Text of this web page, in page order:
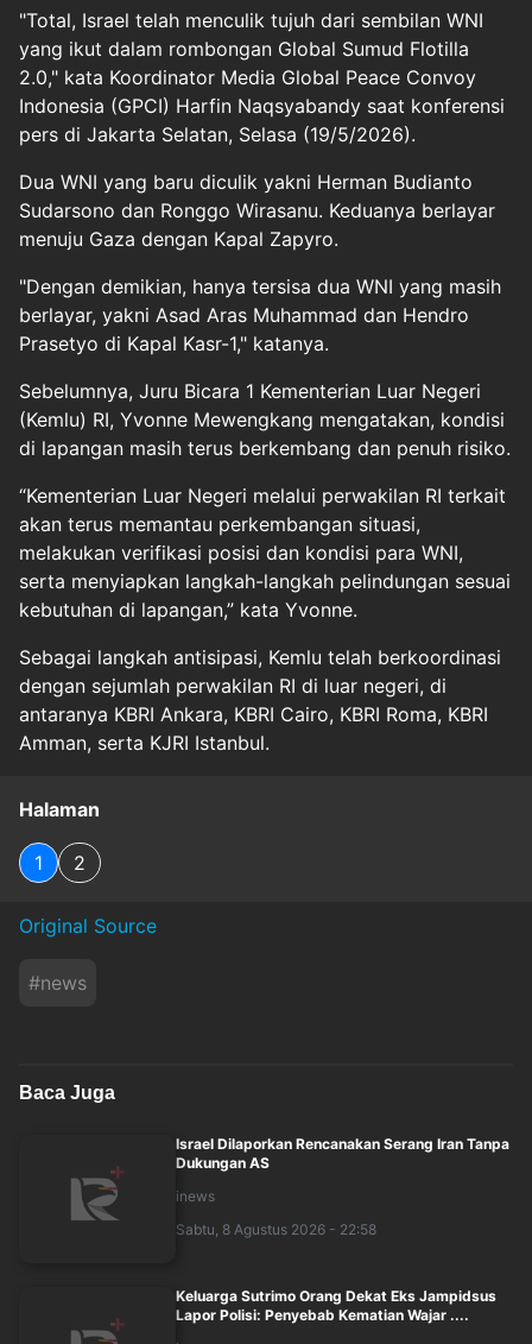
"Total, Israel telah menculik tujuh dari sembilan WNI
yang ikut dalam rombongan Global Sumud Flotilla
2.0," kata Koordinator Media Global Peace Convoy
Indonesia (GPCI) Harfin Naqsyabandy saat konferensi
pers di Jakarta Selatan, Selasa (19/5/2026).
Dua WNI yang baru diculik yakni Herman Budianto
Sudarsono dan Ronggo Wirasanu. Keduanya berlayar
menuju Gaza dengan Kapal Zapyro.
"Dengan demikian, hanya tersisa dua WNI yang masih
berlayar, yakni Asad Aras Muhammad dan Hendro
Prasetyo di Kapal Kasr-1," katanya.
Sebelumnya, Juru Bicara 1 Kementerian Luar Negeri
(Kemlu) RI, Yvonne Mewengkang mengatakan, kondisi
di lapangan masih terus berkembang dan penuh risiko.
“Kementerian Luar Negeri melalui perwakilan RI terkait
akan terus memantau perkembangan situasi,
melakukan verifikasi posisi dan kondisi para WNI,
serta menyiapkan langkah-langkah pelindungan sesuai
kebutuhan di lapangan,” kata Yvonne.
Sebagai langkah antisipasi, Kemlu telah berkoordinasi
dengan sejumlah perwakilan RI di luar negeri, di
antaranya KBRI Ankara, KBRI Cairo, KBRI Roma, KBRI
Amman, serta KJRI Istanbul.
Halaman
1 2
Original Source
#news
Baca Juga
Israel Dilaporkan Rencanakan Serang Iran Tanpa
Dukungan AS
inews
Sabtu, 8 Agustus 2026 - 22:58
Keluarga Sutrimo Orang Dekat Eks Jampidsus
Lapor Polisi: Penyebab Kematian Wajar ....